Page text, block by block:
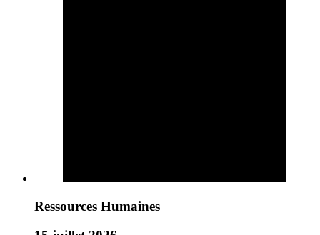
Ressources Humaines